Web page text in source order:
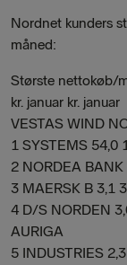
Nordnet kunders
måned:
Største nettokøb/
kr. januar kr. januar
VESTAS WIND
1 SYSTEMS 54,0
2 NORDEA
3 MAERSK B 3,1
4 D/S NORDEN
AURIGA
5 INDUSTRIES